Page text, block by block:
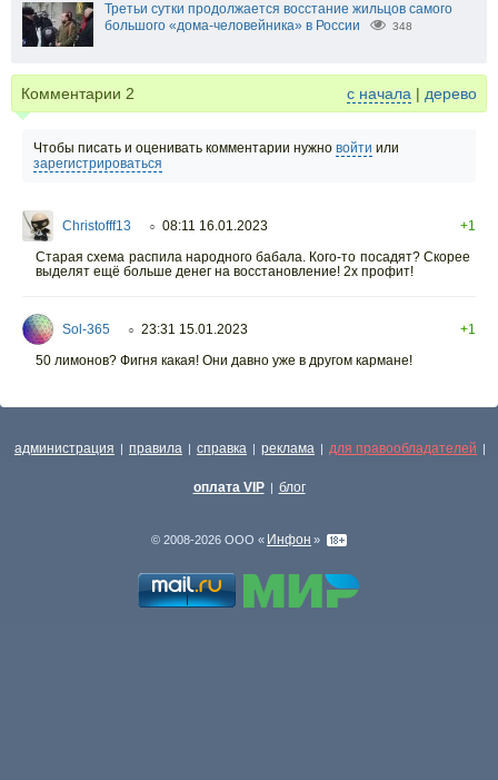
Третьи сутки продолжается восстание жильцов самого
большого «дома-человейника» в России
348
Комментарии 2 с начала | дерево
Чтобы писать и оценивать комментарии нужно войти или
зарегистрироваться
Christofff13 ○ 08:11 16.01.2023
+1
Старая схема распила народного бабала. Кого-то посадят? Скорее
выделят ещё больше денег на восстановление! 2х профит!
Sol-365 ○ 23:31 15.01.2023
+1
50 лимонов? Фигня какая! Они давно уже в другом кармане!
администрация | правила | справка | реклама | для правообладателей |
оплата VIP | блог
© 2008-2026 ООО « Инфон »